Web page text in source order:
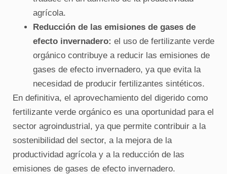
agrícola.
Reducción de las emisiones de gases de
efecto invernadero: el uso de fertilizante verde
orgánico contribuye a reducir las emisiones de
gases de efecto invernadero, ya que evita la
necesidad de producir fertilizantes sintéticos.
En definitiva, el aprovechamiento del digerido como
fertilizante verde orgánico es una oportunidad para el
sector agroindustrial, ya que permite contribuir a la
sostenibilidad del sector, a la mejora de la
productividad agrícola y a la reducción de las
emisiones de gases de efecto invernadero.